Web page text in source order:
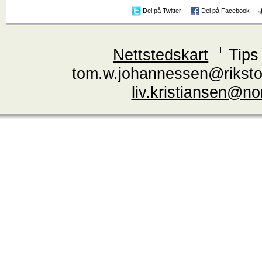
Del på Twitter Del på Facebook
Nettstedskart